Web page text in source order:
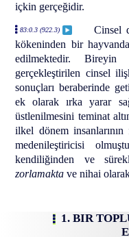
içkin gerçeğidir.
83:0.3 (922.3)
Cinsel
kökeninden bir
edilmektedir.
gerçekleştirilen cinsel
sonuçları beraberinde
ek olarak ırka yarar
üstlenilmesini teminat
ilkel dönem insanlarının
medenileştiricisi
kendiliğinden ve
zorlamakta ve nihai
1. BIR